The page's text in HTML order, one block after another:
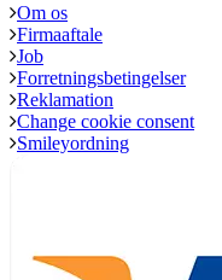
Om os
Firmaaftale
Job
Forretningsbetingelser
Reklamation
Change cookie consent
Smileyordning